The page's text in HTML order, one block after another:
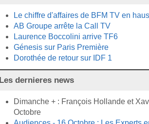
Le chiffre d'affaires de BFM TV en
AB Groupe arrête la Call TV
Laurence Boccolini arrive TF6
Génesis sur Paris Première
Dorothée de retour sur IDF 1
Les dernieres news
Dimanche + : François Hollande et
Octobre